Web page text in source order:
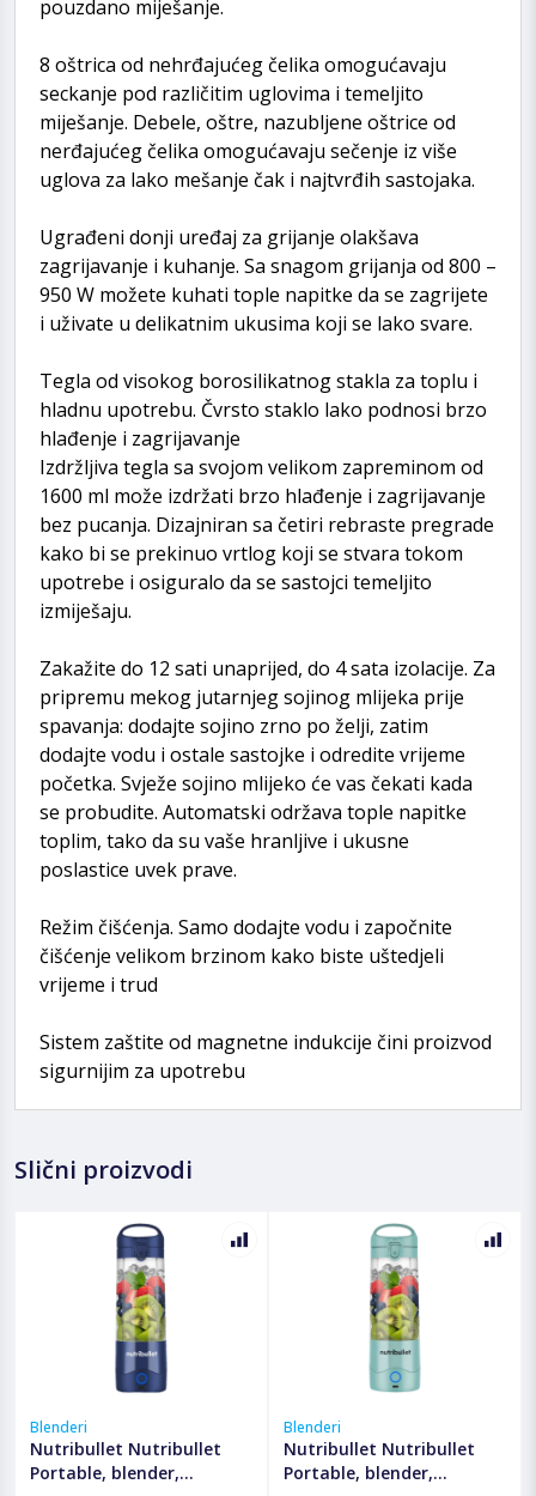
pouzdano miješanje.
8 oštrica od nehrđajućeg čelika omogućavaju
seckanje pod različitim uglovima i temeljito
miješanje. Debele, oštre, nazubljene oštrice od
nerđajućeg čelika omogućavaju sečenje iz više
uglova za lako mešanje čak i najtvrđih sastojaka.
Ugrađeni donji uređaj za grijanje olakšava
zagrijavanje i kuhanje. Sa snagom grijanja od 800 –
950 W možete kuhati tople napitke da se zagrijete
i uživate u delikatnim ukusima koji se lako svare.
Tegla od visokog borosilikatnog stakla za toplu i
hladnu upotrebu. Čvrsto staklo lako podnosi brzo
hlađenje i zagrijavanje
Izdržljiva tegla sa svojom velikom zapreminom od
1600 ml može izdržati brzo hlađenje i zagrijavanje
bez pucanja. Dizajniran sa četiri rebraste pregrade
kako bi se prekinuo vrtlog koji se stvara tokom
upotrebe i osiguralo da se sastojci temeljito
izmiješaju.
Zakažite do 12 sati unaprijed, do 4 sata izolacije. Za
pripremu mekog jutarnjeg sojinog mlijeka prije
spavanja: dodajte sojino zrno po želji, zatim
dodajte vodu i ostale sastojke i odredite vrijeme
početka. Svježe sojino mlijeko će vas čekati kada
se probudite. Automatski održava tople napitke
toplim, tako da su vaše hranljive i ukusne
poslastice uvek prave.
Režim čišćenja. Samo dodajte vodu i započnite
čišćenje velikom brzinom kako biste uštedjeli
vrijeme i trud
Sistem zaštite od magnetne indukcije čini proizvod
sigurnijim za upotrebu
Slični proizvodi
Blenderi
Nutribullet Nutribullet
Portable, blender,
Blenderi
Nutribullet Nutribullet
Portable, blender,